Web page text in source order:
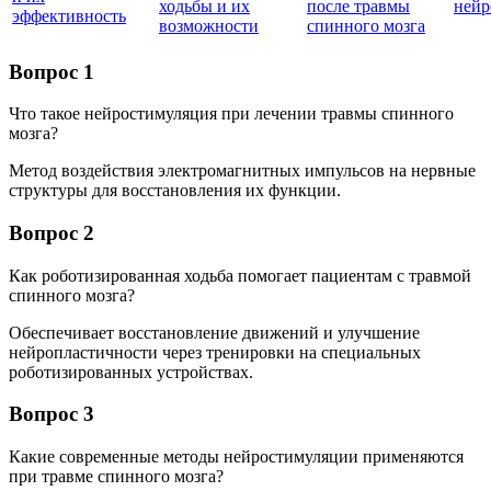
эффективность
ходьбы и их
возможности
после травмы
спинного мозга
Вопрос 1
Что такое нейростимуляция при лечении травмы спинного
мозга?
Метод воздействия электромагнитных импульсов на нервные
структуры для восстановления их функции.
Вопрос 2
Как роботизированная ходьба помогает пациентам с травмой
спинного мозга?
Обеспечивает восстановление движений и улучшение
нейропластичности через тренировки на специальных
роботизированных устройствах.
Вопрос 3
Какие современные методы нейростимуляции применяются
при травме спинного мозга?